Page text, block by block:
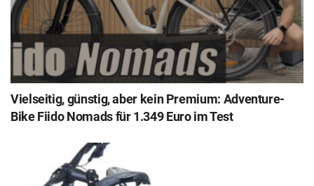
Vielseitig, günstig, aber kein Premium: Adventure-
Bike Fiido Nomads für 1.349 Euro im Test